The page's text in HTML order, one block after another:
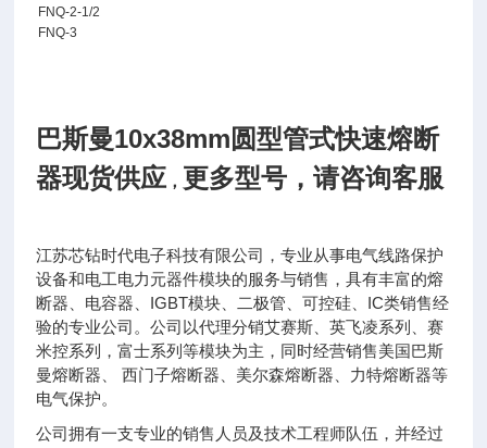
FNQ-2-1/2
FNQ-3
巴斯曼10x38mm圆型管式快速熔断
器现货供应 ， 更多型号，请咨询客服
江苏芯钻时代电子科技有限公司，专业从事电气线路保护
设备和电工电力元器件模块的服务与销售，具有丰富的熔
断器、电容器、 IGBT模块、二极管、可控硅、 IC类销售经
验的专业公司。公司以代理分销艾赛斯、英飞凌系列、赛
米控系列，富士系列等模块为主，同时经营销售美国巴斯
曼熔断器、 西门子熔断器、美尔森熔断器、力特熔断器等
电气保护。
公司拥有一支专业的销售人员及技术工程师队伍，并经过